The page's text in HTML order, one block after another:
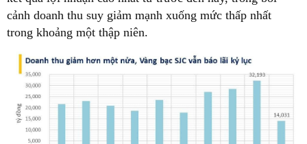
cảnh doanh thu suy giảm mạnh xuống mức thấp nhất
trong khoảng một thập niên.